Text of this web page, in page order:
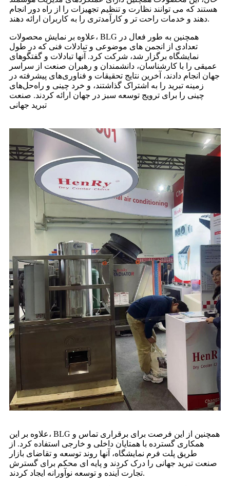
هستند که می توانند نظارت و تنظیم تجهیزات را از راه دور انجام
دهند و خدمات راحت تر و کارآمدتری را به کاربران ارائه دهند.
علاوه بر نمایش محصولات، BLG همچنین به طور فعال در
تعدادی از انجمن های موضوعی و تبادلات فنی که در طول
نمایشگاه برگزار شد، شرکت کرد. آنها تبادلات و گفتگوهای
عمیقی را با کارشناسان، دانشمندان و رهبران صنعت از سراسر
جهان انجام دادند، آخرین نتایج تحقیقات و فناوری‌های پیشرفته در
زمینه تبرید را به اشتراک گذاشتند، و خرد چینی و راه‌حل‌های
چینی را برای ترویج توسعه سبز در جهان ارائه کردند. صنعت
تبرید جهانی
علاوه بر این، BLG همچنین از این فرصت برای برقراری تماس و
همکاری گسترده با همتایان داخلی و خارجی استفاده کرد. از
طریق پلت فرم نمایشگاه، آنها روند توسعه و تقاضای بازار
صنعت تبرید جهانی را درک کردند و پایه ای محکم برای گسترش
تجارت آینده و توسعه نوآورانه ایجاد کردند.